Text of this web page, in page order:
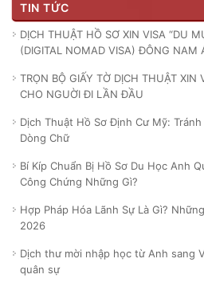
TIN TỨC
DỊCH THUẬT HỒ SƠ XIN VISA “DU
(DIGITAL NOMAD VISA) ĐÔNG NAM
TRỌN BỘ GIẤY TỜ DỊCH THUẬT XIN
CHO NGUỜI ĐI LẦN ĐẦU
Dịch Thuật Hồ Sơ Định Cư Mỹ:
Dòng Chữ
Bí Kíp Chuẩn Bị Hồ Sơ Du Học Anh
Công Chứng Những Gì?
Hợp Pháp Hóa Lãnh Sự Là Gì?
2026
Dịch thư mời nhập học từ Anh sang
quân sự